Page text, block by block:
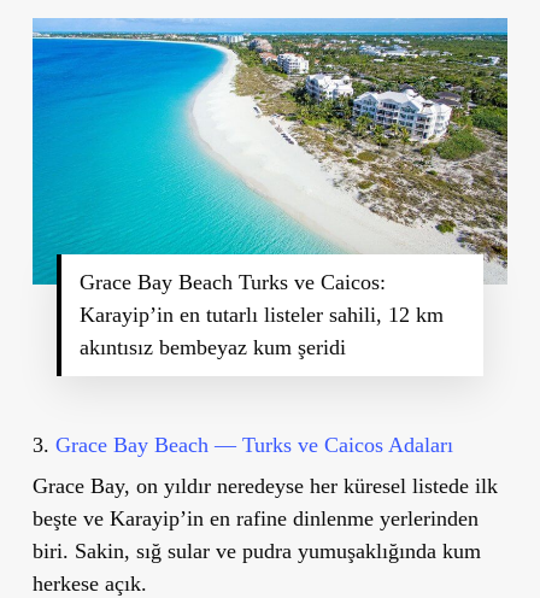
Grace Bay Beach Turks ve Caicos:
Karayip’in en tutarlı listeler sahili, 12 km
akıntısız bembeyaz kum şeridi
3. Grace Bay Beach — Turks ve Caicos Adaları
Grace Bay, on yıldır neredeyse her küresel listede ilk
beşte ve Karayip’in en rafine dinlenme yerlerinden
biri. Sakin, sığ sular ve pudra yumuşaklığında kum
herkese açık.